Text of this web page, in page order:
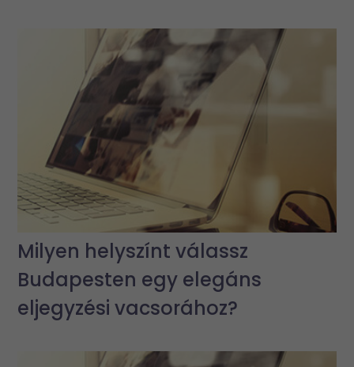
Milyen helyszínt válassz
Budapesten egy elegáns
eljegyzési vacsorához?